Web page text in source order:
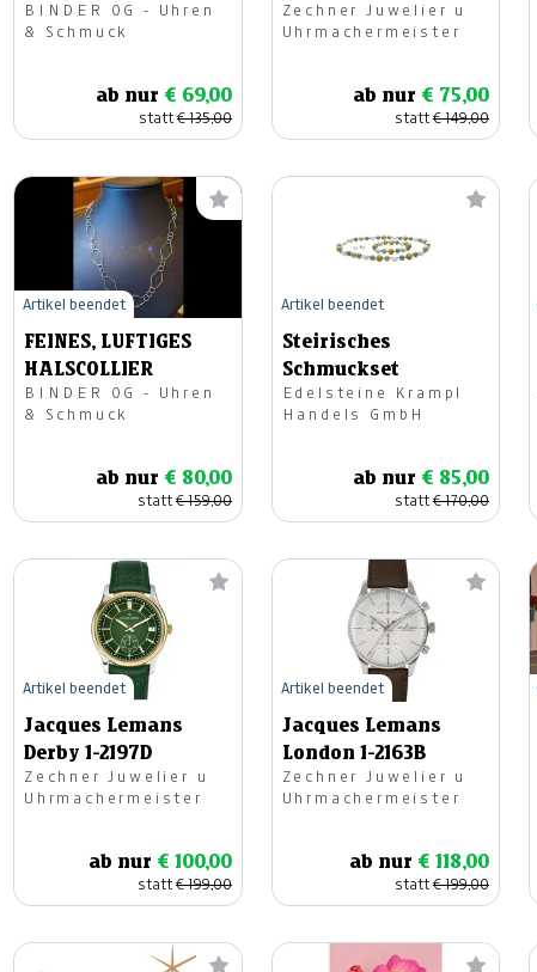
BINDER OG - Uhren
& Schmuck
ab nur € 69,00
statt€ 135,00
Zechner Juwelier u
Uhrmachermeister
ab nur € 75,00
statt€ 149,00
FEINES, LUFTIGES
HALSCOLLIER
BINDER OG - Uhren
& Schmuck
ab nur € 80,00
statt€ 159,00
Artikel beendet
Steirisches
Schmuckset
Edelsteine Krampl
Handels GmbH
ab nur € 85,00
statt€ 170,00
Artikel beendet
Jacques Lemans
Derby 1-2197D
Zechner Juwelier u
Uhrmachermeister
ab nur € 100,00
statt€ 199,00
Artikel beendet
Jacques Lemans
London 1-2163B
Zechner Juwelier u
Uhrmachermeister
ab nur € 118,00
statt€ 199,00
Artikel beendet